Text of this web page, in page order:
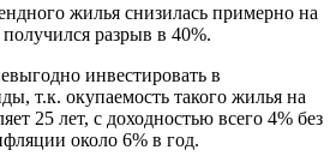
жилья снизилась примерно на
получился разрыв в 40%.
инвестировать в
т.к. окупаемость такого жилья на
25 лет, с доходностью всего 4% без
около 6% в год.